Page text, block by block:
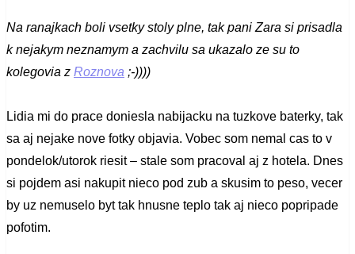
Na ranajkach boli vsetky stoly plne, tak pani Zara si prisadla
k nejakym neznamym a zachvilu sa ukazalo ze su to
kolegovia z Roznova ;-))))
Lidia mi do prace doniesla nabijacku na tuzkove baterky, tak
sa aj nejake nove fotky objavia. Vobec som nemal cas to v
pondelok/utorok riesit – stale som pracoval aj z hotela. Dnes
si pojdem asi nakupit nieco pod zub a skusim to peso, vecer
by uz nemuselo byt tak hnusne teplo tak aj nieco popripade
pofotim.